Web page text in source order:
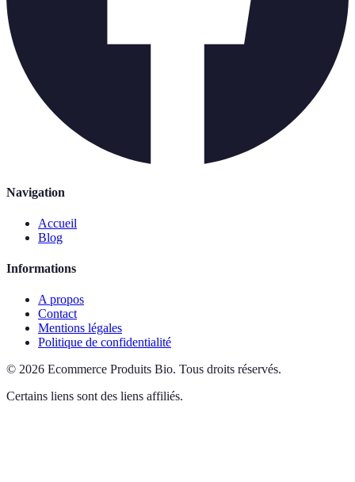
Navigation
Accueil
Blog
Informations
A propos
Contact
Mentions légales
Politique de confidentialité
© 2026 Ecommerce Produits Bio. Tous droits réservés.
Certains liens sont des liens affiliés.